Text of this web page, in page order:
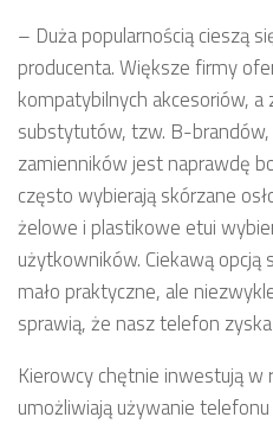
– Duża popularnością cieszą
producenta. Większe firmy
kompatybilnych akcesoriów,
substytutów, tzw. B-
zamienników jest naprawdę
często wybierają skórzane
żelowe i plastikowe etui
użytkowników. Ciekawą
mało praktyczne, ale
sprawią, że nasz telefon
Kierowcy chętnie inwestują w
umożliwiają używanie